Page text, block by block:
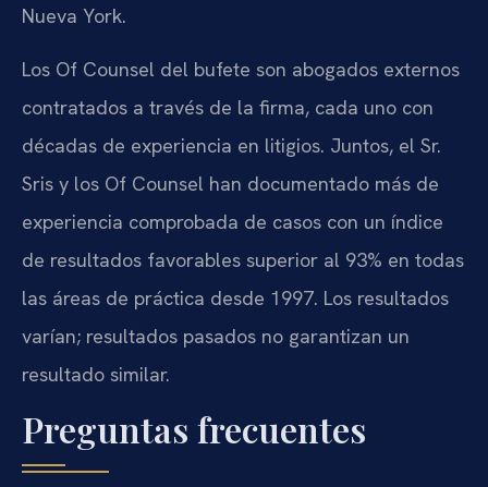
Nueva York.
Los Of Counsel del bufete son abogados externos
contratados a través de la firma, cada uno con
décadas de experiencia en litigios. Juntos, el Sr.
Sris y los Of Counsel han documentado más de
experiencia comprobada de casos con un índice
de resultados favorables superior al 93% en todas
las áreas de práctica desde 1997. Los resultados
varían; resultados pasados no garantizan un
resultado similar.
Preguntas frecuentes